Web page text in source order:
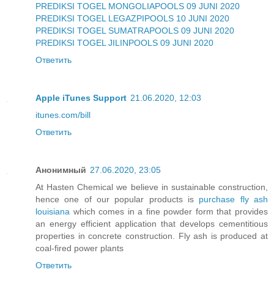
PREDIKSI TOGEL MONGOLIAPOOLS 09 JUNI 2020
PREDIKSI TOGEL LEGAZPIPOOLS 10 JUNI 2020
PREDIKSI TOGEL SUMATRAPOOLS 09 JUNI 2020
PREDIKSI TOGEL JILINPOOLS 09 JUNI 2020
Ответить
Apple iTunes Support 21.06.2020, 12:03
itunes.com/bill
Ответить
Анонимный 27.06.2020, 23:05
At Hasten Chemical we believe in sustainable construction,
hence one of our popular products is purchase fly ash
louisiana which comes in a fine powder form that provides
an energy efficient application that develops cementitious
properties in concrete construction. Fly ash is produced at
coal-fired power plants
Ответить